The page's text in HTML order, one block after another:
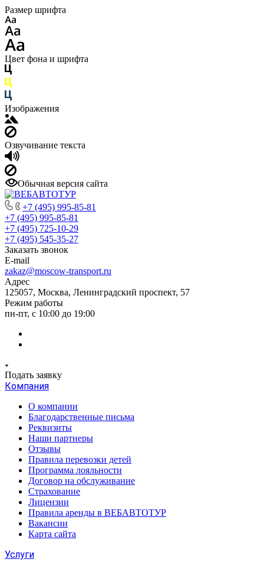
Размер шрифта
Цвет фона и шрифта
Изображения
Озвучивание текста
Обычная версия сайта
+7 (495) 995-85-81
+7 (495) 995-85-81
+7 (495) 725-10-29
+7 (495) 545-35-27
Заказать звонок
E-mail
zakaz@moscow-transport.ru
Адрес
125057, Москва, Ленинградский проспект, 57
Режим работы
пн-пт, с 10:00 до 19:00
Подать заявку
Компания
О компании
Благодарственные письма
Реквизиты
Наши партнеры
Отзывы
Правила перевозки детей
Программа лояльности
Договор на обслуживание
Страхование
Лицензии
Правила аренды в ВЕБАВТОТУР
Вакансии
Карта сайта
Услуги